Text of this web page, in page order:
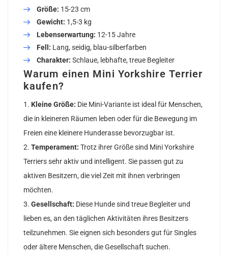
Größe: 15-23 cm
Gewicht: 1,5-3 kg
Lebenserwartung: 12-15 Jahre
Fell: Lang, seidig, blau-silberfarben
Charakter: Schlaue, lebhafte, treue Begleiter
Warum einen Mini Yorkshire Terrier
kaufen?
Kleine Größe: Die Mini-Variante ist ideal für Menschen,
die in kleineren Räumen leben oder für die Bewegung im
Freien eine kleinere Hunderasse bevorzugbar ist.
Temperament: Trotz ihrer Größe sind Mini Yorkshire
Terriers sehr aktiv und intelligent. Sie passen gut zu
aktiven Besitzern, die viel Zeit mit ihnen verbringen
möchten.
Gesellschaft: Diese Hunde sind treue Begleiter und
lieben es, an den täglichen Aktivitäten ihres Besitzers
teilzunehmen. Sie eignen sich besonders gut für Singles
oder ältere Menschen, die Gesellschaft suchen.